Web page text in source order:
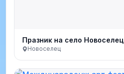
Празник на село Новоселец
Новоселец